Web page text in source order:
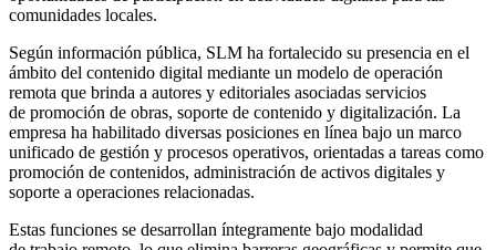
comunidades locales.
Según información pública, SLM ha fortalecido su presencia en el
ámbito del contenido digital mediante un modelo de operación
remota que brinda a autores y editoriales asociadas servicios
de promoción de obras, soporte de contenido y digitalización. La
empresa ha habilitado diversas posiciones en línea bajo un marco
unificado de gestión y procesos operativos, orientadas a tareas como
promoción de contenidos, administración de activos digitales y
soporte a operaciones relacionadas.
Estas funciones se desarrollan íntegramente bajo modalidad